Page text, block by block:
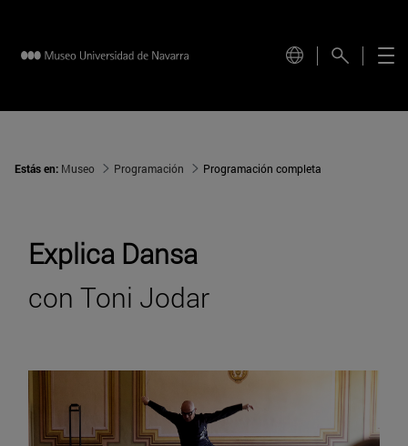
Estás en: Museo Programación Programación completa
Explica Dansa
con Toni Jodar